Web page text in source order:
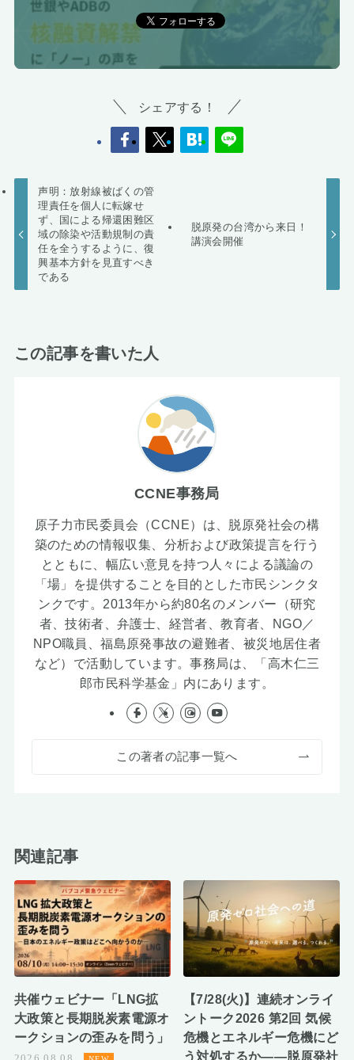
シェアする！
声明：放射線被ばくの管
理責任を個人に転嫁せ
ず、国による帰還困難区
域の除染や活動規制の責
任を全うするように、復
興基本方針を見直すべき
である
脱原発の台湾から来日！
講演会開催
この記事を書いた人
CCNE事務局
原子力市民委員会（CCNE）は、脱原発社会の構
築のための情報収集、分析および政策提言を行う
とともに、幅広い意見を持つ人々による議論の
「場」を提供することを目的とした市民シンクタ
ンクです。2013年から約80名のメンバー（研究
者、技術者、弁護士、経営者、教育者、NGO／
NPO職員、福島原発事故の避難者、被災地居住者
など）で活動しています。事務局は、「高木仁三
郎市民科学基金」内にあります。
この著者の記事一覧へ
関連記事
共催ウェビナー「LNG拡
大政策と長期脱炭素電源オ
ークションの歪みを問う」
【7/28(火)】連続オンライ
ントーク2026 第2回 気候
危機とエネルギー危機にど
う対処するか――脱原発社